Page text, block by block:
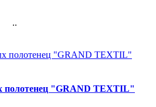
..
полотенец "GRAND TEXTIL"